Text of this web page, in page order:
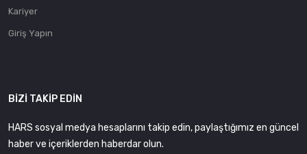
Kariyer
Giriş Yapın
BIZI TAKIP EDIN
HARS sosyal medya hesaplarını takip edin, paylaştığımız en güncel
haber ve içeriklerden haberdar olun.